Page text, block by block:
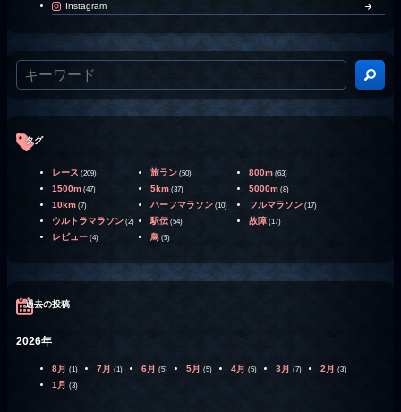
Instagram
タグ
レース (209) 旅ラン (50) 800m (63)
1500m (47) 5km (37) 5000m (8)
10km (7) ハーフマラソン (10) フルマラソン (17)
ウルトラマラソン (2) 駅伝 (54) 故障 (17)
レビュー (4) 鳥 (5)
過去の投稿
2026年
8月 (1) 7月 (1) 6月 (5) 5月 (5) 4月 (5) 3月 (7) 2月 (3)
1月 (3)